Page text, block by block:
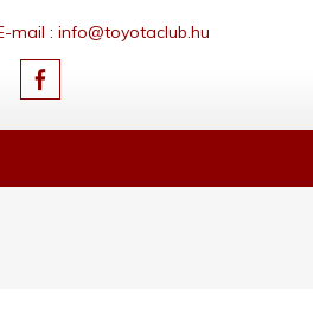
mail : info@toyotaclub.hu